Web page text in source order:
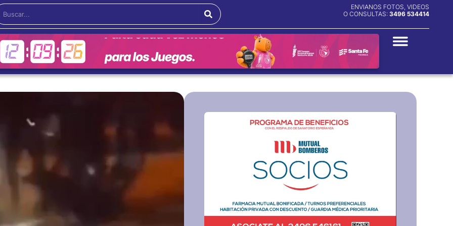
ENVIANOS FOTOS, VIDEOS
O CONSULTAS: 3496 534414